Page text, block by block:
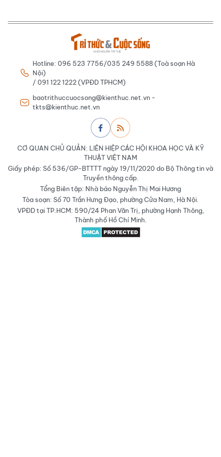
Hotline: 096 523 7756/035 249 5588 (Toà soạn Hà
Nội)
/ 091 122 1222 (VPĐD TPHCM)
baotrithuccuocsong@kienthuc.net.vn -
tkts@kienthuc.net.vn
CƠ QUAN CHỦ QUẢN: LIÊN HIỆP CÁC HỘI KHOA HỌC VÀ KỸ
THUẬT VIỆT NAM
Giấy phép: Số 536/GP-BTTTT ngày 19/11/2020 do Bộ Thông tin và
Truyền thông cấp.
Tổng Biên tập: Nhà báo Nguyễn Thị Mai Hương
Tòa soạn: Số 70 Trần Hưng Đạo, phường Cửa Nam, Hà Nội.
VPĐD tại TP.HCM: 590/24 Phan Văn Trị, phường Hạnh Thông,
Thành phố Hồ Chí Minh.